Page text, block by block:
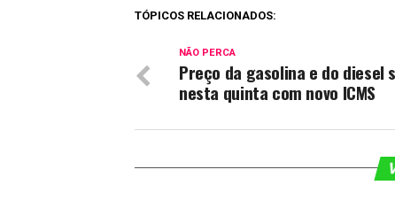
TÓPICOS RELACIONADOS:
NÃO PERCA
Preço da gasolina e do diesel
nesta quinta com novo ICMS